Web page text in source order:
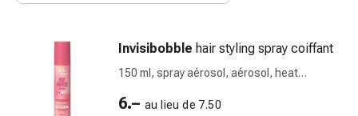
Bandages,
rubans
accessoires
Invisibobble hair styling spray coiffant
150 ml, spray aérosol, aérosol, heat
6.– au lieu de 7.50